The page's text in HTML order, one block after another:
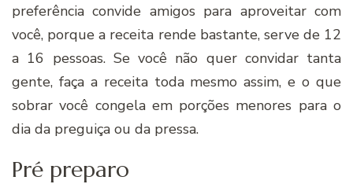
preferência convide amigos para aproveitar com
você, porque a receita rende bastante, serve de 12
a 16 pessoas. Se você não quer convidar tanta
gente, faça a receita toda mesmo assim, e o que
sobrar você congela em porções menores para o
dia da preguiça ou da pressa.
Pré preparo